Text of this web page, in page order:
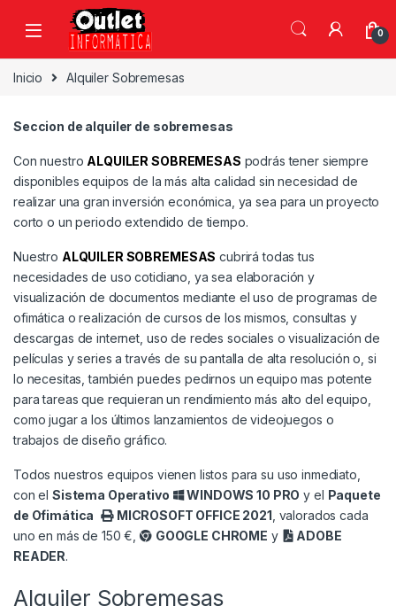
Saltar a la navegación
Saltar al contenido
0
Inicio Alquiler Sobremesas
Seccion de alquiler de sobremesas
Con nuestro ALQUILER SOBREMESAS podrás tener siempre
disponibles equipos de la más alta calidad sin necesidad de
realizar una gran inversión económica, ya sea para un proyecto
corto o un periodo extendido de tiempo.
Nuestro ALQUILER SOBREMESAS cubrirá todas tus
necesidades de uso cotidiano, ya sea elaboración y
visualización de documentos mediante el uso de programas de
ofimática o realización de cursos de los mismos, consultas y
descargas de internet, uso de redes sociales o visualización de
películas y series a través de su pantalla de alta resolución o, si
lo necesitas, también puedes pedirnos un equipo mas potente
para tareas que requieran un rendimiento más alto del equipo,
como jugar a los últimos lanzamientos de videojuegos o
trabajos de diseño gráfico.
Todos nuestros equipos vienen listos para su uso inmediato,
con elSistema Operativo WINDOWS 10 PRO y el Paquete
de Ofimática
MICROSOFT OFFICE 2021 , valorados cada
uno en más de 150 €,
GOOGLE CHROME y
ADOBE
READER.
Alquiler Sobremesas